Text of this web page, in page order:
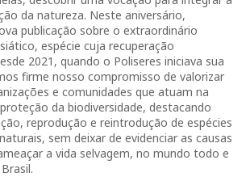
da natureza. Neste aniversário,
publicação sobre o extraordinário
espécie cuja recuperação
2021, quando o Poliseres iniciava sua
firme nosso compromisso de valorizar
e comunidades que atuam na
da biodiversidade, destacando
reprodução e reintrodução de espécies
sem deixar de evidenciar as causas
a vida selvagem, no mundo todo e